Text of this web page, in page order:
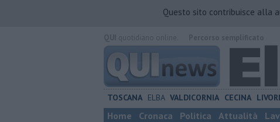
Questo sito contribuisce alla
TOSCANA ELBA VALDICORNIA CECINA
Home Cronaca Politica Attualità